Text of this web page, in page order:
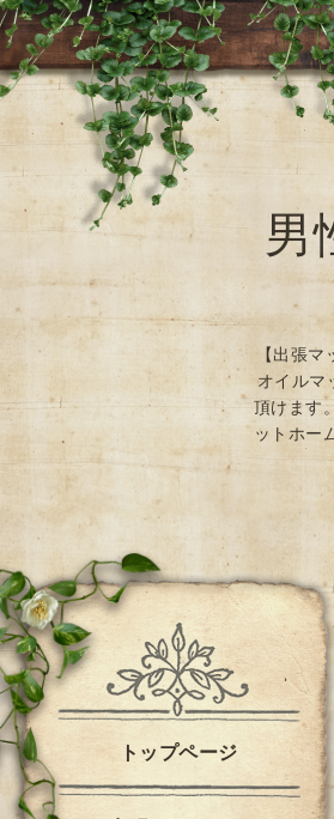
男
【出張
オイルマ
頂けます
ットホー
トップページ